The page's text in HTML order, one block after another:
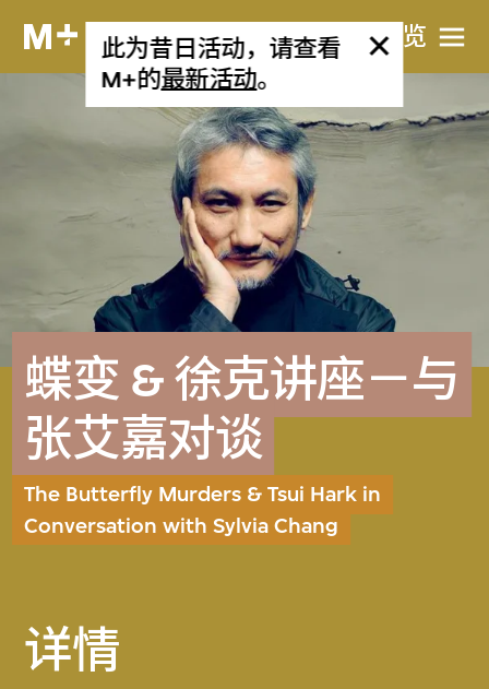
网站导览
此为昔日活动，请查看
M+的最新活动。
蝶变 & 徐克讲座－与
张艾嘉对谈
The Butterfly Murders & Tsui Hark in
Conversation with Sylvia Chang
详情